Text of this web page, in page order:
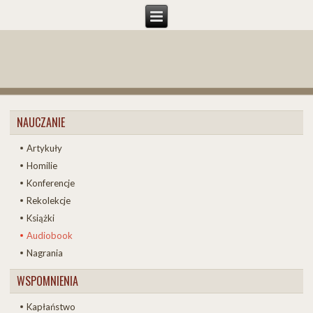
NAUCZANIE
Artykuły
Homilie
Konferencje
Rekolekcje
Książki
Audiobook
Nagrania
WSPOMNIENIA
Kapłaństwo